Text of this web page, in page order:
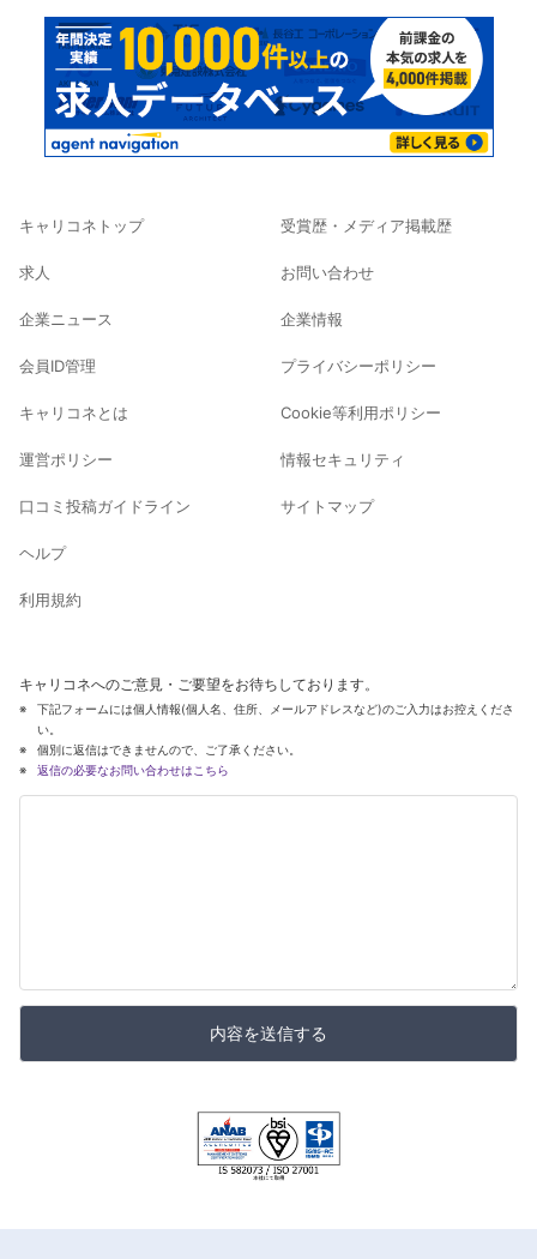
キャリコネトップ
求人
企業ニュース
会員ID管理
キャリコネとは
運営ポリシー
口コミ投稿ガイドライン
ヘルプ
利用規約
受賞歴・メディア掲載歴
お問い合わせ
企業情報
プライバシーポリシー
Cookie等利用ポリシー
情報セキュリティ
サイトマップ
キャリコネへのご意見・ご要望をお待ちしております。
下記フォームには個人情報(個人名、住所、メールアドレスなど)のご入力はお控えくださ
い。
個別に返信はできませんので、ご了承ください。
返信の必要なお問い合わせはこちら
内容を送信する